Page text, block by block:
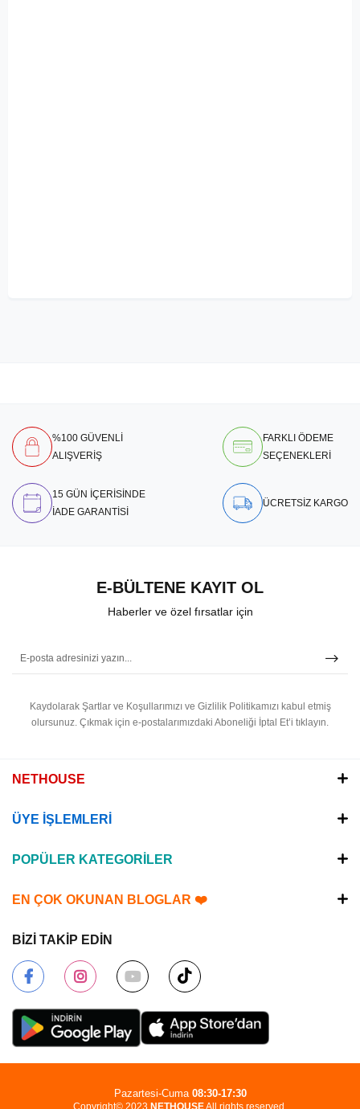
%100 GÜVENLİ
ALIŞVERİŞ
FARKLI ÖDEME
SEÇENEKLERİ
15 GÜN İÇERİSİNDE
İADE GARANTİSİ
ÜCRETSİZ KARGO
E-BÜLTENE KAYIT OL
Haberler ve özel fırsatlar için
Kaydolarak Şartlar ve Koşullarımızı ve Gizlilik Politikamızı kabul etmiş
olursunuz. Çıkmak için e-postalarımızdaki Aboneliği İptal Et’i tıklayın.
NETHOUSE
ÜYE İŞLEMLERİ
POPÜLER KATEGORİLER
EN ÇOK OKUNAN BLOGLAR ❤️
BİZİ TAKİP EDİN
Copyright© 2023 NETHOUSEAll rights reserved.
Pazartesi-Cuma 08:30-17:30